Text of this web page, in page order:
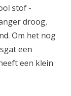
stof -
droog,
Om het nog
een
een klein